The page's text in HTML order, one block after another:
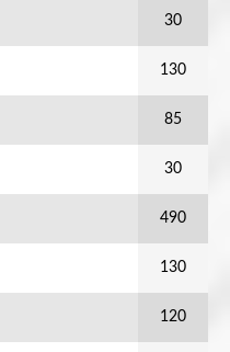
30
130
85
30
490
130
120